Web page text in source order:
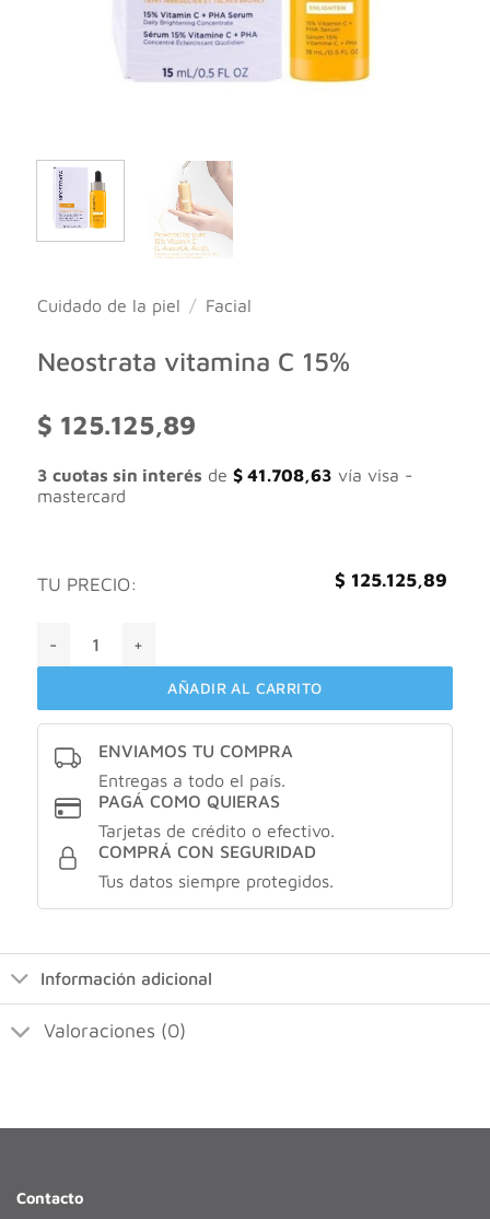
Cuidado de la piel / Facial
Neostrata vitamina C 15%
$ 125.125,89
3 cuotas sin interés de $41.708,63 vía visa -
mastercard
TU PRECIO: $ 125.125,89
AÑADIR AL CARRITO
ENVIAMOS TU COMPRA
Entregas a todo el país.
PAGÁ COMO QUIERAS
Tarjetas de crédito o efectivo.
COMPRÁ CON SEGURIDAD
Tus datos siempre protegidos.
Información adicional
Valoraciones (0)
Contacto